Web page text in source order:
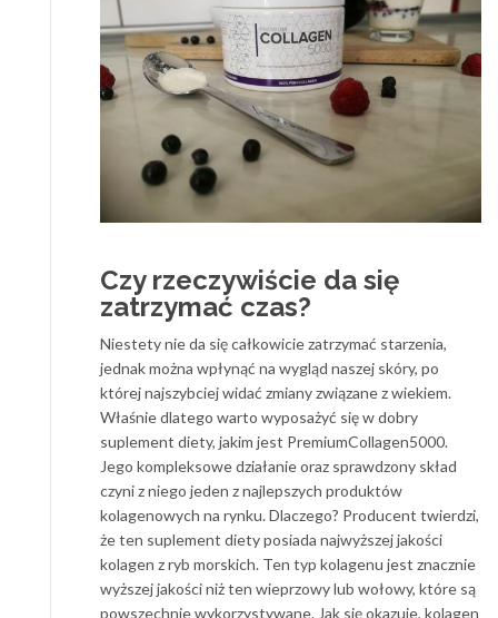
Czy rzeczywiście da się
zatrzymać czas?
Niestety nie da się całkowicie zatrzymać starzenia,
jednak można wpłynąć na wygląd naszej skóry, po
której najszybciej widać zmiany związane z wiekiem.
Właśnie dlatego warto wyposażyć się w dobry
suplement diety, jakim jest PremiumCollagen5000.
Jego kompleksowe działanie oraz sprawdzony skład
czyni z niego jeden z najlepszych produktów
kolagenowych na rynku. Dlaczego? Producent twierdzi,
że ten suplement diety posiada najwyższej jakości
kolagen z ryb morskich. Ten typ kolagenu jest znacznie
wyższej jakości niż ten wieprzowy lub wołowy, które są
powszechnie wykorzystywane. Jak się okazuje, kolagen